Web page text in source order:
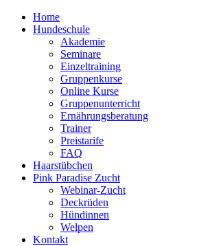
Home
Hundeschule
Akademie
Seminare
Einzeltraining
Gruppenkurse
Online Kurse
Gruppenunterricht
Ernährungsberatung
Trainer
Preistarife
FAQ
Haarstübchen
Pink Paradise Zucht
Webinar-Zucht
Deckrüden
Hündinnen
Welpen
Kontakt